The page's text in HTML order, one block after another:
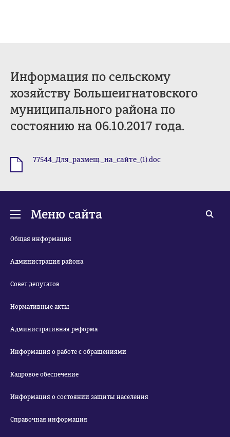
Информация по сельскому
хозяйству Большеигнатовского
муниципального района по
состоянию на 06.10.2017 года.
77544_Для_размещ._на_сайте_(1).doc
Меню сайта
Общая информация
Администрация района
Совет депутатов
Нормативные акты
Административная реформа
Информация о работе с обращениями
Кадровое обеспечение
Информация о состоянии защиты населения
Справочная информация